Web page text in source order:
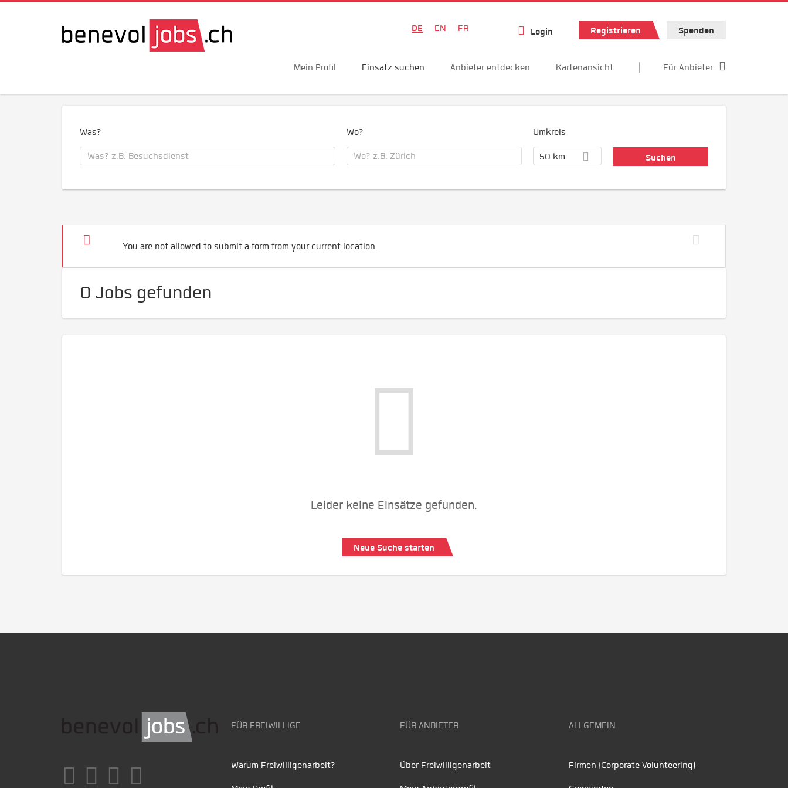
DE EN FR Login Registrieren Spenden
Mein Profil Einsatz suchen Anbieter entdecken Kartenansicht Für Anbieter
Was? Wo? Umkreis
50 km
You are not allowed to submit a form from your current location.
0 Jobs gefunden
Leider keine Einsätze gefunden.
Neue Suche starten
FÜR FREIWILLIGE
Warum Freiwilligenarbeit?
FÜR ANBIETER
Über Freiwilligenarbeit
ALLGEMEIN
Firmen (Corporate Volunteering)